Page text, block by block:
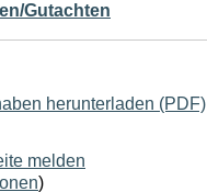
Gutachten
herunterladen (PDF)
melden
)